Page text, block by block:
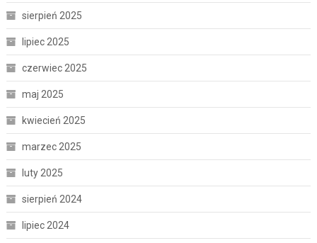
sierpień 2025
lipiec 2025
czerwiec 2025
maj 2025
kwiecień 2025
marzec 2025
luty 2025
sierpień 2024
lipiec 2024